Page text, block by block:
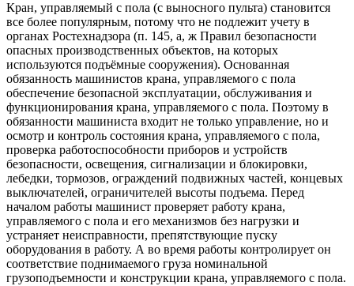
Кран, управляемый с пола (с выносного пульта) становится
все более популярным, потому что не подлежит учету в
органах Ростехнадзора (п. 145, а, ж Правил безопасности
опасных производственных объектов, на которых
используются подъёмные сооружения). Основанная
обязанность машинистов крана, управляемого с пола
обеспечение безопасной эксплуатации, обслуживания и
функционирования крана, управляемого с пола. Поэтому в
обязанности машиниста входит не только управление, но и
осмотр и контроль состояния крана, управляемого с пола,
проверка работоспособности приборов и устройств
безопасности, освещения, сигнализации и блокировки,
лебедки, тормозов, ограждений подвижных частей, концевых
выключателей, ограничителей высоты подъема. Перед
началом работы машинист проверяет работу крана,
управляемого с пола и его механизмов без нагрузки и
устраняет неисправности, препятствующие пуску
оборудования в работу. А во время работы контролирует он
соответствие поднимаемого груза номинальной
грузоподъемности и конструкции крана, управляемого с пола.